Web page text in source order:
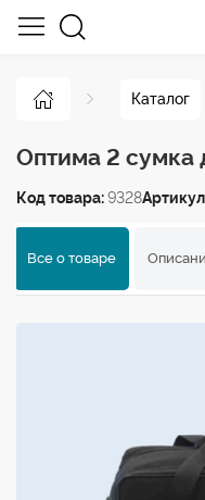
Каталог
Оптима 2 сумка
Код товара:9328
Все о товаре